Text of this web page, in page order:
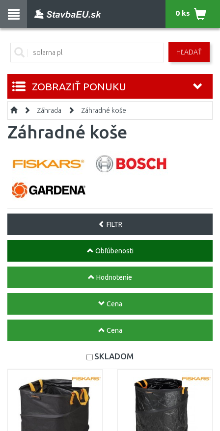
HĽADAŤ
0 ks
ZOBRAZIŤ PONUKU
Záhrada Záhradné koše
Záhradné koše
FILTR
Obľúbenosti
Hodnotenie
Cena
Cena
SKLADOM